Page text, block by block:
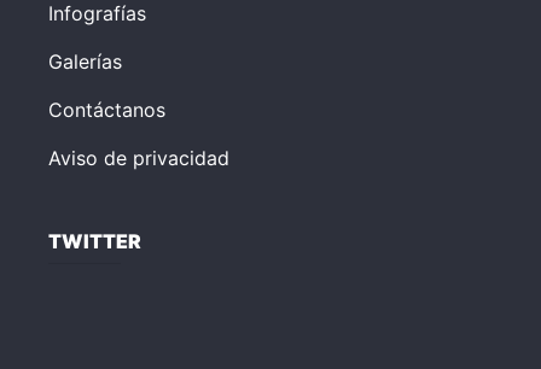
Infografías
Galerías
Contáctanos
Aviso de privacidad
TWITTER